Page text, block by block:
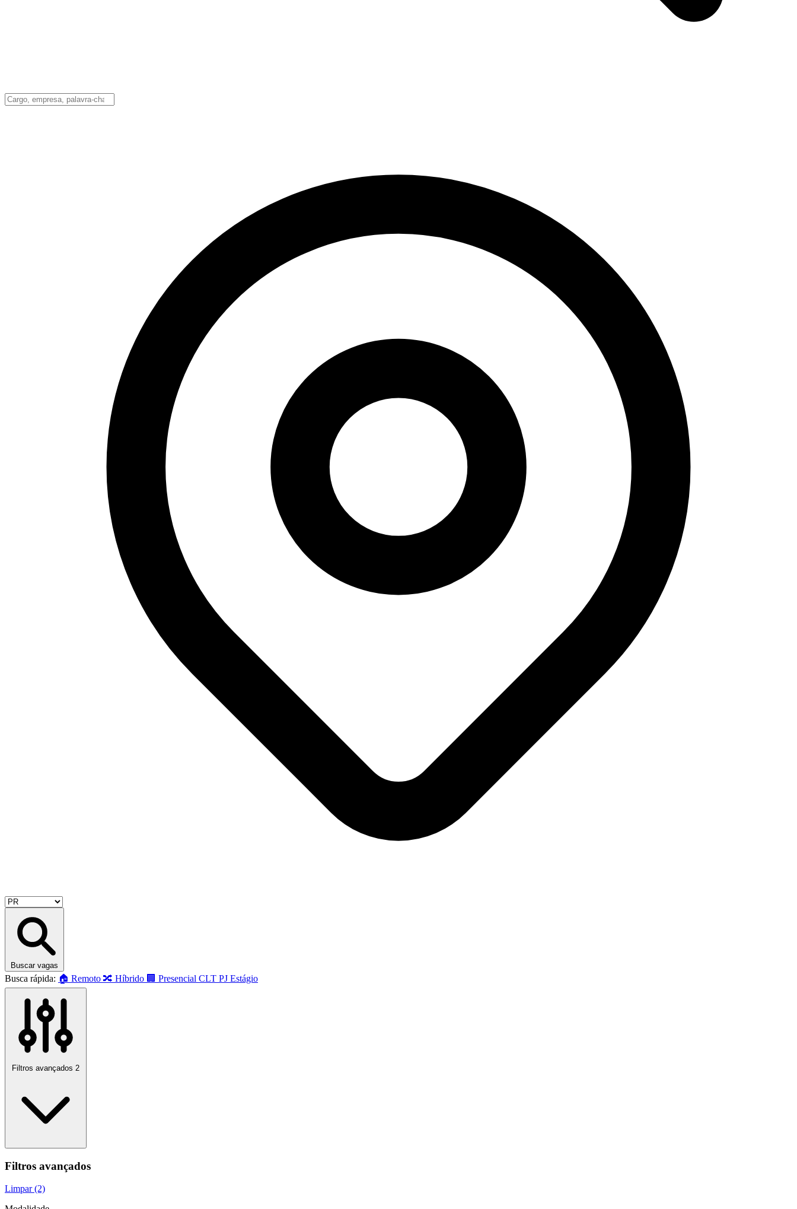
Buscar vagas
Busca rápida: 🏠 Remoto 🔀 Híbrido 🏢 Presencial CLT PJ Estágio
Filtros avançados 2
Filtros avançados
Limpar (2)